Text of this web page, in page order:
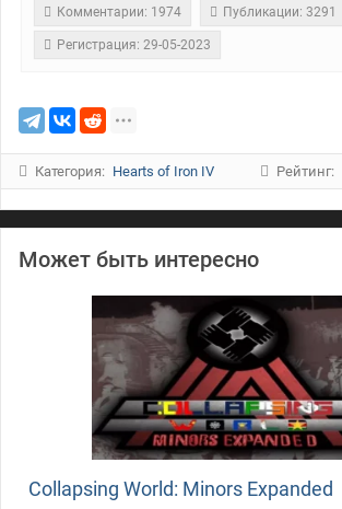
Комментарии: 1974 Публикации: 3291
Регистрация: 29-05-2023
Категория: Hearts of Iron IV Рейтинг:
Может быть интересно
Collapsing World: Minors Expanded